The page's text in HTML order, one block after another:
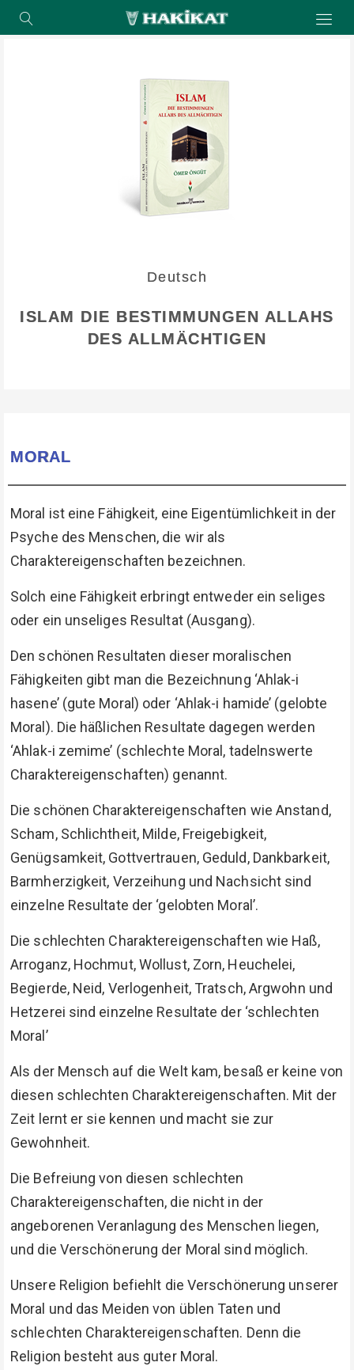
Deutsch
ISLAM DIE BESTIMMUNGEN ALLAHS
DES ALLMÄCHTIGEN
MORAL
Moral ist eine Fähigkeit, eine Eigentümlichkeit in der
Psyche des Menschen, die wir als
Charaktereigenschaften bezeichnen.
Solch eine Fähigkeit erbringt entweder ein seliges
oder ein unseliges Resultat (Ausgang).
Den schönen Resultaten dieser moralischen
Fähigkeiten gibt man die Bezeichnung ‘Ahlak-i
hasene’ (gute Moral) oder ‘Ahlak-i hamide’ (gelobte
Moral). Die häßlichen Resultate dagegen werden
‘Ahlak-i zemime’ (schlechte Moral, tadelnswerte
Charaktereigenschaften) genannt.
Die schönen Charaktereigenschaften wie Anstand,
Scham, Schlichtheit, Milde, Freigebigkeit,
Genügsamkeit, Gottvertrauen, Geduld, Dankbarkeit,
Barmherzigkeit, Verzeihung und Nachsicht sind
einzelne Resultate der ‘gelobten Moral’.
Die schlechten Charaktereigenschaften wie Haß,
Arroganz, Hochmut, Wollust, Zorn, Heuchelei,
Begierde, Neid, Verlogenheit, Tratsch, Argwohn und
Hetzerei sind einzelne Resultate der ‘schlechten
Moral’
Als der Mensch auf die Welt kam, besaß er keine von
diesen schlechten Charaktereigenschaften. Mit der
Zeit lernt er sie kennen und macht sie zur
Gewohnheit.
Die Befreiung von diesen schlechten
Charaktereigenschaften, die nicht in der
angeborenen Veranlagung des Menschen liegen,
und die Verschönerung der Moral sind möglich.
Unsere Religion befiehlt die Verschönerung unserer
Moral und das Meiden von üblen Taten und
schlechten Charaktereigenschaften. Denn die
Religion besteht aus guter Moral.